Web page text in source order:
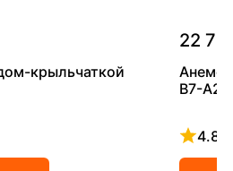
крыльчаткой
22
В7-А2+
4.8